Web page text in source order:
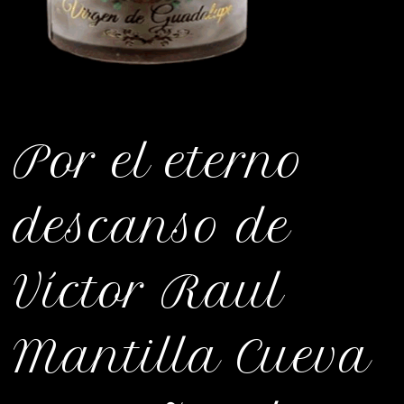
Por el eterno
descanso de
Víctor Raul
Mantilla Cueva